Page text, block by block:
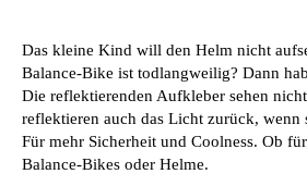
Das kleine Kind will den Helm nicht
Balance-Bike ist todlangweilig? Dann
Die reflektierenden Aufkleber sehen
reflektieren auch das Licht zurück, wenn
Für mehr Sicherheit und Coolness. Ob
Balance-Bikes oder Helme.